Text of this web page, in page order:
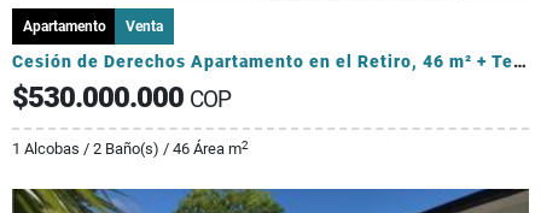
Apartamento Venta
Cesión de Derechos Apartamento en el Retiro, 46 m² + Terraza 17 m²
$530.000.000 COP
1 Alcobas / 2 Baño(s) / 46 Área m2